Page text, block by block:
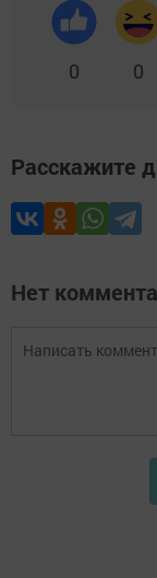
0 0
Расскажите
Нет